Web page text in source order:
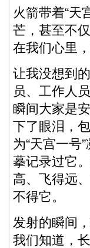
火箭带着“天
芒，甚至不
在我们心里
让我没想到
员、工作人
瞬间大家是
下了眼泪，
为“天宫一号
摹记录过它
高、飞得远
不得它。
发射的瞬间
我们知道，